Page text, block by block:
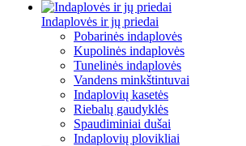
Indaplovės ir jų priedai
Pobarinės indaplovės
Kupolinės indaplovės
Tunelinės indaplovės
Vandens minkštintuvai
Indaplovių kasetės
Riebalų gaudyklės
Spaudiminiai dušai
Indaplovių plovikliai